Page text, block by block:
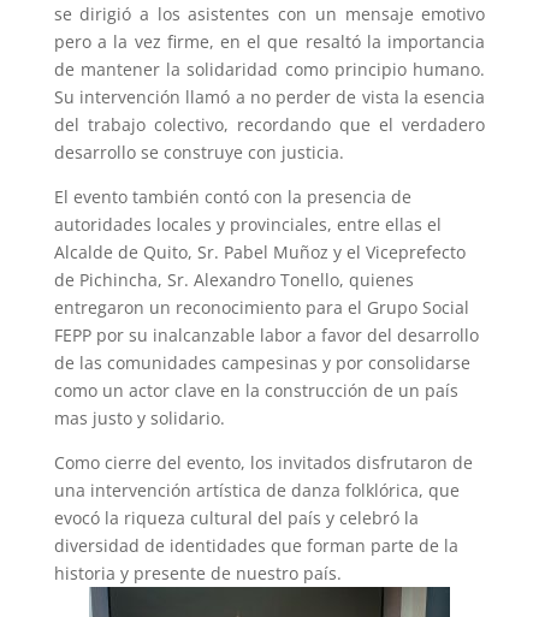
se dirigió a los asistentes con un mensaje emotivo
pero a la vez firme, en el que resaltó la importancia
de mantener la solidaridad como principio humano.
Su intervención llamó a no perder de vista la esencia
del trabajo colectivo, recordando que el verdadero
desarrollo se construye con justicia.
El evento también contó con la presencia de
autoridades locales y provinciales, entre ellas el
Alcalde de Quito, Sr. Pabel Muñoz y el Viceprefecto
de Pichincha, Sr. Alexandro Tonello, quienes
entregaron un reconocimiento para el Grupo Social
FEPP por su inalcanzable labor a favor del desarrollo
de las comunidades campesinas y por consolidarse
como un actor clave en la construcción de un país
mas justo y solidario.
Como cierre del evento, los invitados disfrutaron de
una intervención artística de danza folklórica, que
evocó la riqueza cultural del país y celebró la
diversidad de identidades que forman parte de la
historia y presente de nuestro país.